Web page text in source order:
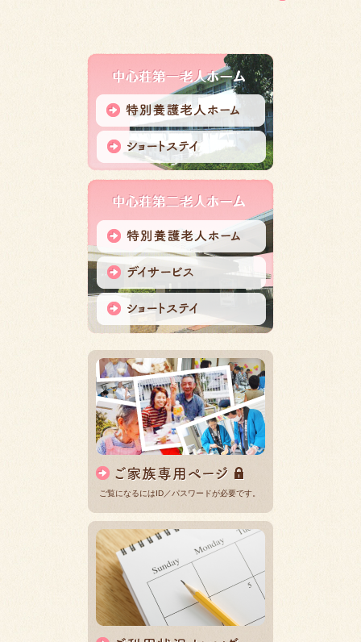
ご覧になるにはID／パスワードが必要です。